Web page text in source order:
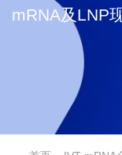
mRNA及LNP